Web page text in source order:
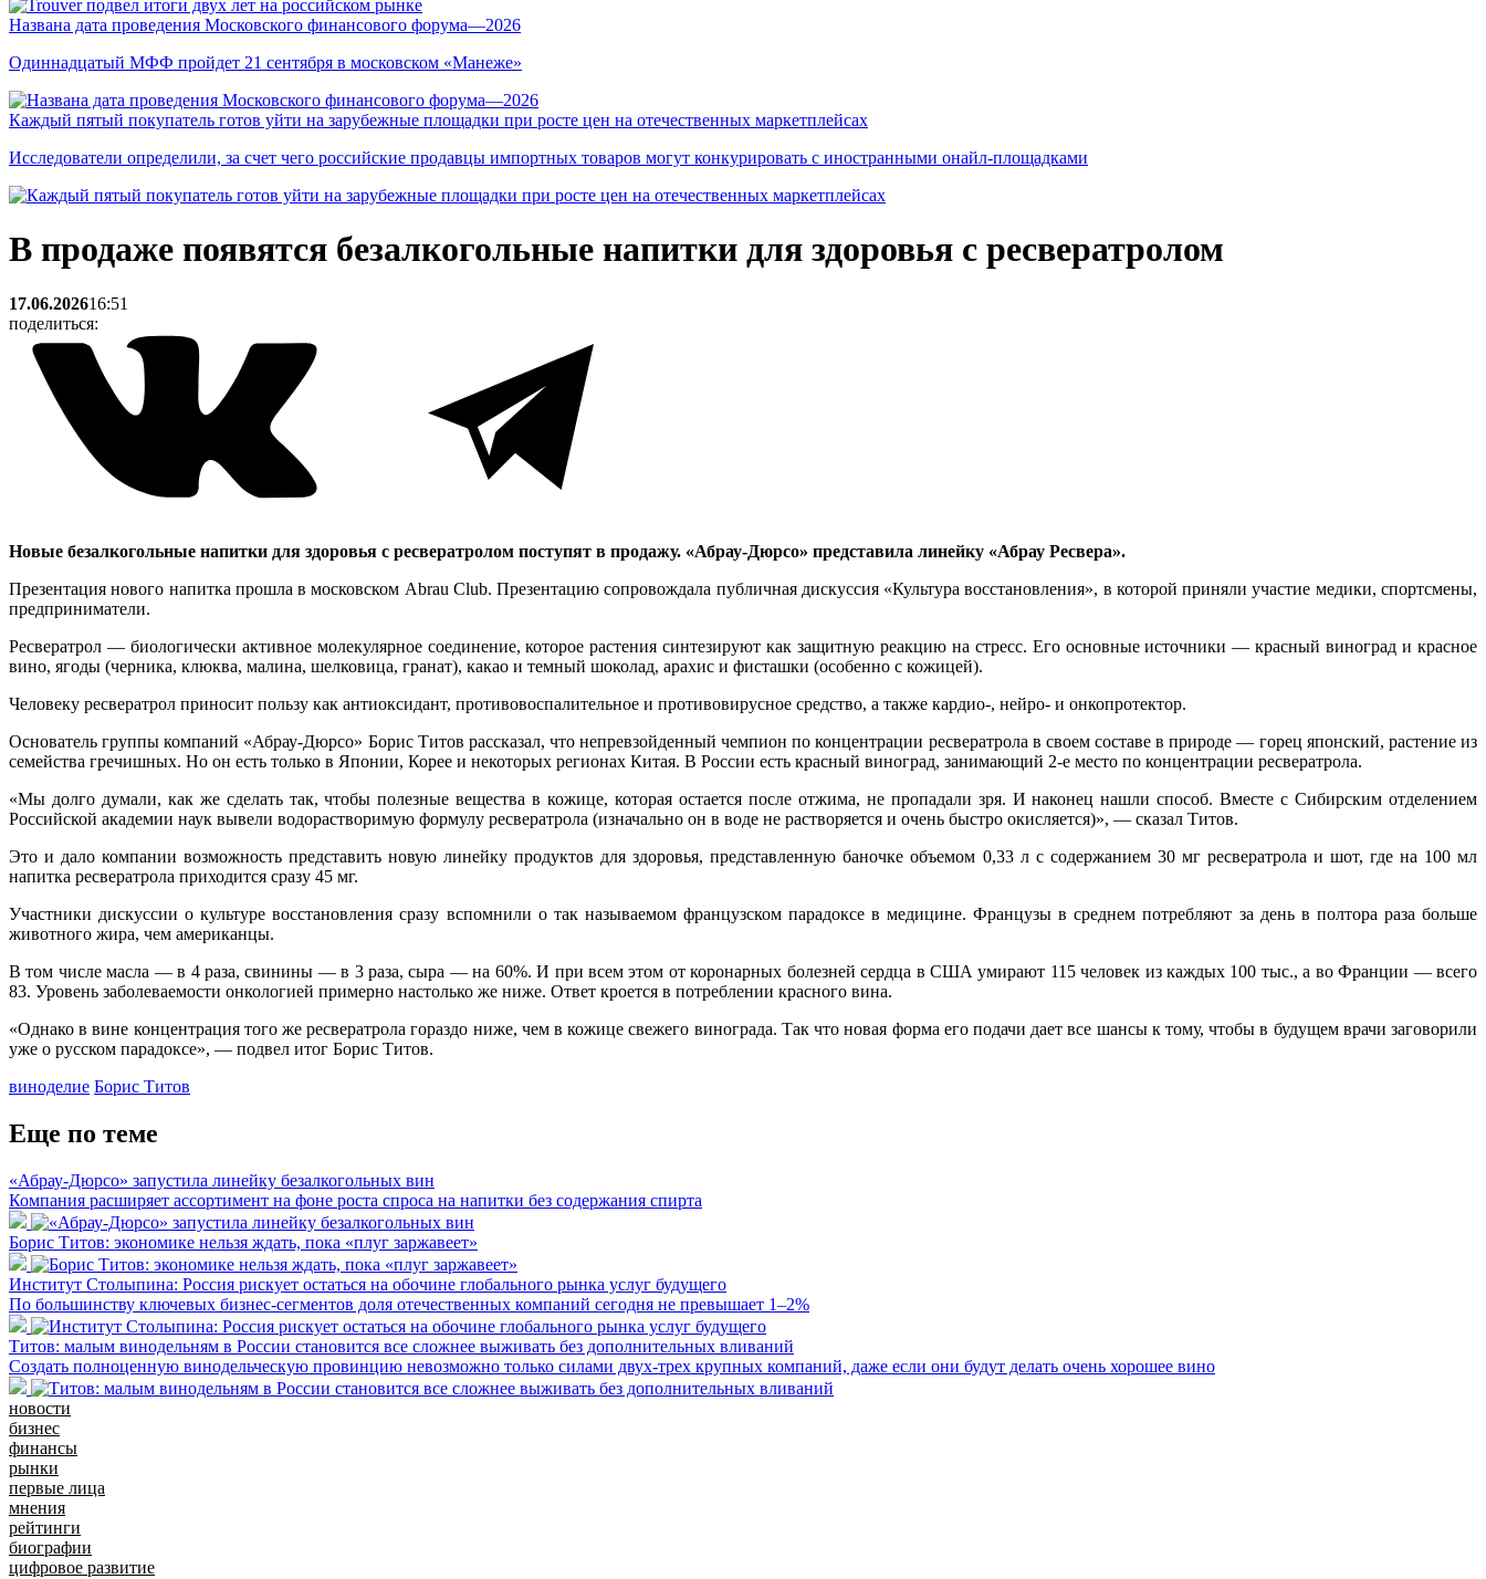
Названа дата проведения Московского финансового форума—2026
Одиннадцатый МФФ пройдет 21 сентября в московском «Манеже»
Каждый пятый покупатель готов уйти на зарубежные площадки при росте цен на отечественных маркетплейсах
Исследователи определили, за счет чего российские продавцы импортных товаров могут конкурировать с иностранными онайл-площадками
В продаже появятся безалкогольные напитки для здоровья с ресвератролом
17.06.202616:51
поделиться:
Новые безалкогольные напитки для здоровья с ресвератролом поступят в продажу. «Абрау-Дюрсо» представила линейку «Абрау Ресвера».
Презентация нового напитка прошла в московском Abrau Club. Презентацию сопровождала публичная дискуссия «Культура восстановления», в которой приняли участие медики, спортсмены,
предприниматели.
Ресвератрол — биологически активное молекулярное соединение, которое растения синтезируют как защитную реакцию на стресс. Его основные источники — красный виноград и красное
вино, ягоды (черника, клюква, малина, шелковица, гранат), какао и темный шоколад, арахис и фисташки (особенно с кожицей).
Человеку ресвератрол приносит пользу как антиоксидант, противовоспалительное и противовирусное средство, а также кардио-, нейро- и онкопротектор.
Основатель группы компаний «Абрау-Дюрсо» Борис Титов рассказал, что непревзойденный чемпион по концентрации ресвератрола в своем составе в природе — горец японский, растение из
семейства гречишных. Но он есть только в Японии, Корее и некоторых регионах Китая. В России есть красный виноград, занимающий 2-е место по концентрации ресвератрола.
«Мы долго думали, как же сделать так, чтобы полезные вещества в кожице, которая остается после отжима, не пропадали зря. И наконец нашли способ. Вместе с Сибирским отделением
Российской академии наук вывели водорастворимую формулу ресвератрола (изначально он в воде не растворяется и очень быстро окисляется)», — сказал Титов.
Это и дало компании возможность представить новую линейку продуктов для здоровья, представленную баночке объемом 0,33 л с содержанием 30 мг ресвератрола и шот, где на 100 мл
напитка ресвератрола приходится сразу 45 мг.
Участники дискуссии о культуре восстановления сразу вспомнили о так называемом французском парадоксе в медицине. Французы в среднем потребляют за день в полтора раза больше
животного жира, чем американцы.
В том числе масла — в 4 раза, свинины — в 3 раза, сыра — на 60%. И при всем этом от коронарных болезней сердца в США умирают 115 человек из каждых 100 тыс., а во Франции — всего
83. Уровень заболеваемости онкологией примерно настолько же ниже. Ответ кроется в потреблении красного вина.
«Однако в вине концентрация того же ресвератрола гораздо ниже, чем в кожице свежего винограда. Так что новая форма его подачи дает все шансы к тому, чтобы в будущем врачи заговорили
уже о русском парадоксе», — подвел итог Борис Титов.
виноделие Борис Титов
Еще по теме
«Абрау-Дюрсо» запустила линейку безалкогольных вин
Компания расширяет ассортимент на фоне роста спроса на напитки без содержания спирта
Борис Титов: экономике нельзя ждать, пока «плуг заржавеет»
Институт Столыпина: Россия рискует остаться на обочине глобального рынка услуг будущего
По большинству ключевых бизнес-сегментов доля отечественных компаний сегодня не превышает 1–2%
Титов: малым винодельням в России становится все сложнее выживать без дополнительных вливаний
Создать полноценную винодельческую провинцию невозможно только силами двух-трех крупных компаний, даже если они будут делать очень хорошее вино
новости
бизнес
финансы
рынки
первые лица
мнения
рейтинги
биографии
цифровое развитие